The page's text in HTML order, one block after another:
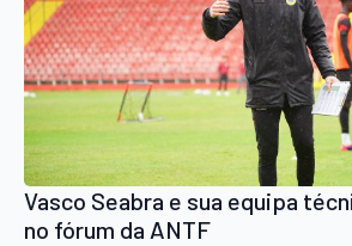
Vasco Seabra e sua equipa
no fórum da ANTF